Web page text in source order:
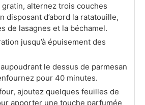
gratin, alternez trois couches
disposant d’abord la ratatouille,
de lasagnes et la béchamel.
jusqu’à épuisement des
le dessus de parmesan
pour 40 minutes.
ajoutez quelques feuilles de
apporter une touche parfumée